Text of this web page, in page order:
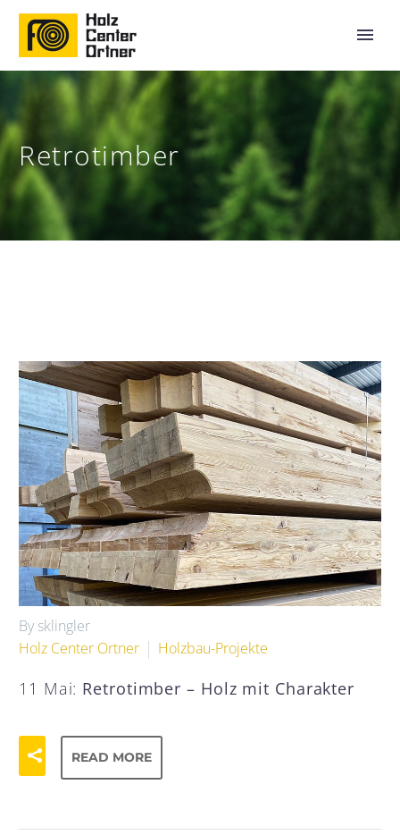
Retrotimber
By sklingler
Holz Center Ortner
Holzbau-Projekte
11 Mai: Retrotimber – Holz mit Charakter
READ MORE